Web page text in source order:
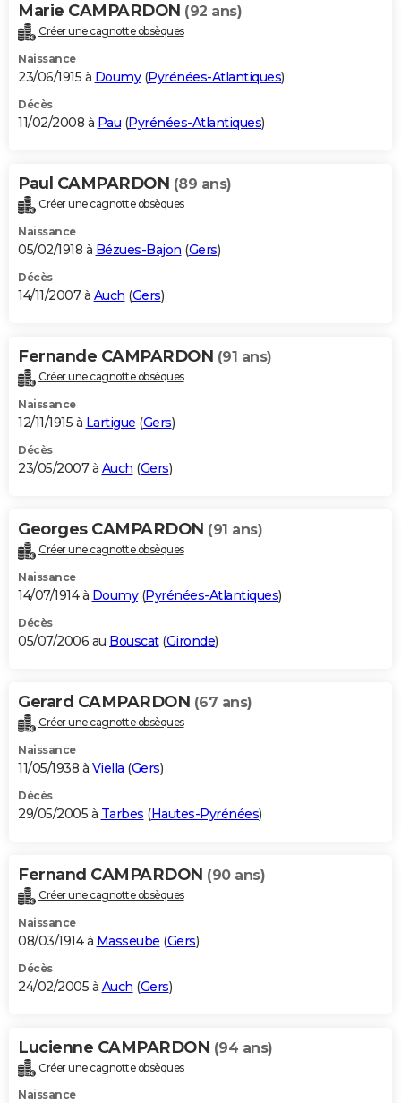
Marie CAMPARDON (92 ans)
Créer une cagnotte obsèques
Naissance
23/06/1915 à Doumy(Pyrénées-Atlantiques)
Décès
11/02/2008 à Pau (Pyrénées-Atlantiques)
Paul CAMPARDON (89 ans)
Créer une cagnotte obsèques
Naissance
05/02/1918 à Bézues-Bajon (Gers)
Décès
14/11/2007 à Auch (Gers)
Fernande CAMPARDON (91 ans)
Créer une cagnotte obsèques
Naissance
12/11/1915 à Lartigue (Gers)
Décès
23/05/2007 à Auch (Gers)
Georges CAMPARDON (91 ans)
Créer une cagnotte obsèques
Naissance
14/07/1914 à Doumy(Pyrénées-Atlantiques)
Décès
05/07/2006 au Bouscat(Gironde)
Gerard CAMPARDON (67 ans)
Créer une cagnotte obsèques
Naissance
11/05/1938 à Viella (Gers)
Décès
29/05/2005 à Tarbes (Hautes-Pyrénées)
Fernand CAMPARDON (90 ans)
Créer une cagnotte obsèques
Naissance
08/03/1914 à Masseube (Gers)
Décès
24/02/2005 à Auch (Gers)
Lucienne CAMPARDON (94 ans)
Créer une cagnotte obsèques
Naissance